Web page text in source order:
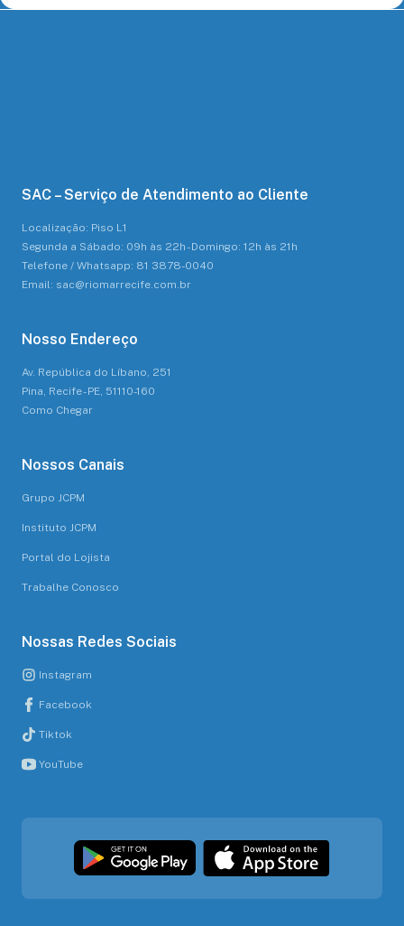
SAC – Serviço de Atendimento ao Cliente
Localização: Piso L1
Segunda a Sábado: 09h às 22h - Domingo: 12h às 21h
Telefone / Whatsapp: 81 3878-0040
Email: sac@riomarrecife.com.br
Nosso Endereço
Av. República do Líbano, 251
Pina, Recife - PE, 51110-160
Como Chegar
Nossos Canais
Grupo JCPM
Instituto JCPM
Portal do Lojista
Trabalhe Conosco
Nossas Redes Sociais
Instagram
Facebook
Tiktok
YouTube